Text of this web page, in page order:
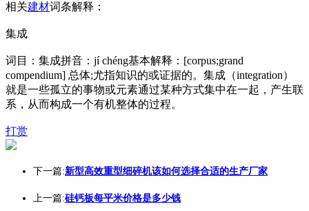
相关建材词条解释：
集成
词目：集成拼音：jí chéng基本解释：[corpus;grand
compendium] 总体;尤指知识的或证据的。集成（integration）
就是一些孤立的事物或元素通过某种方式集中在一起，产生联
系，从而构成一个有机整体的过程。
打赏
下一篇:新型高效重型细碎机该如何选择合适的生产厂家
上一篇:硅钙板每平米价格是多少钱